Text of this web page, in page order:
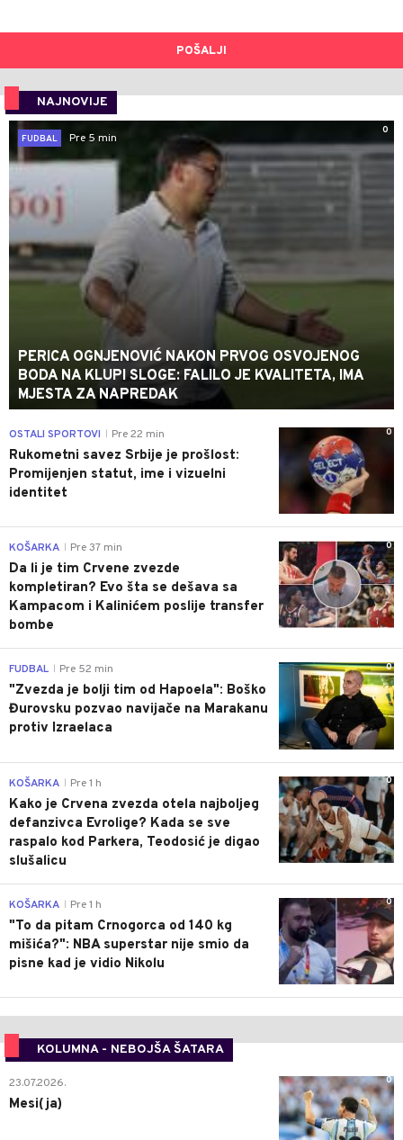
POŠALJI
NAJNOVIJE
0
FUDBAL
Pre 5 min
PERICA OGNJENOVIĆ NAKON PRVOG OSVOJENOG
BODA NA KLUPI SLOGE: FALILO JE KVALITETA, IMA
MJESTA ZA NAPREDAK
0
OSTALI SPORTOVI Pre 22 min
Rukometni savez Srbije je prošlost:
Promijenjen statut, ime i vizuelni
identitet
0
KOŠARKA Pre 37 min
Da li je tim Crvene zvezde
kompletiran? Evo šta se dešava sa
Kampacom i Kalinićem poslije transfer
bombe
0
FUDBAL Pre 52 min
"Zvezda je bolji tim od Hapoela": Boško
Đurovsku pozvao navijače na Marakanu
protiv Izraelaca
0
KOŠARKA Pre 1 h
Kako je Crvena zvezda otela najboljeg
defanzivca Evrolige? Kada se sve
raspalo kod Parkera, Teodosić je digao
slušalicu
0
KOŠARKA Pre 1 h
"To da pitam Crnogorca od 140 kg
mišića?": NBA superstar nije smio da
pisne kad je vidio Nikolu
KOLUMNA - NEBOJŠA ŠATARA
0
23.07.2026.
Mesi(ja)